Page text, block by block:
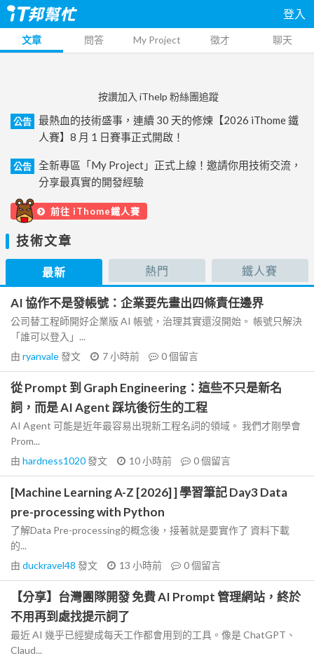
登入
文章 問答 My Project 徵才 聊天
按讚加入 iThelp 粉絲團追蹤
公告
最熱血的技術盛事，連續 30 天的修煉【2026 iThome 鐵
人賽】8 月 1 日賽事正式開啟！
公告
全新專區「My Project」正式上線！邀請你用技術交流，
分享最真實的開發經驗
前往 iThome鐵人賽
技術文章
最新 熱門 鐵人賽
AI 協作不是發帳號：企業要先畫出四條責任邊界
公司替工程師開好企業版 AI 帳號，治理其實還沒開始。 帳號只解決
「誰可以登入」...
由 ryanvale發文 7 小時前 0個留言
從 Prompt 到 Graph Engineering：這些不只是新名
詞，而是 AI Agent 踩坑後衍生的工程
AI Agent 可能是近年最容易出現新工程名詞的領域。 我們才剛學會
Prom...
由 hardness1020發文 10 小時前 0個留言
[Machine Learning A-Z [2026] ] 學習筆記 Day3 Data
pre-processing with Python
了解Data Pre-processing的概念後，接著就是要實作了 資料下載
的...
由 duckravel48 發文 13 小時前 0個留言
【分享】台灣團隊開發 免費 AI Prompt 管理網站，終於
不用再到處找提示詞了
最近 AI 幾乎已經變成每天工作都會用到的工具。像是 ChatGPT、
Claud...